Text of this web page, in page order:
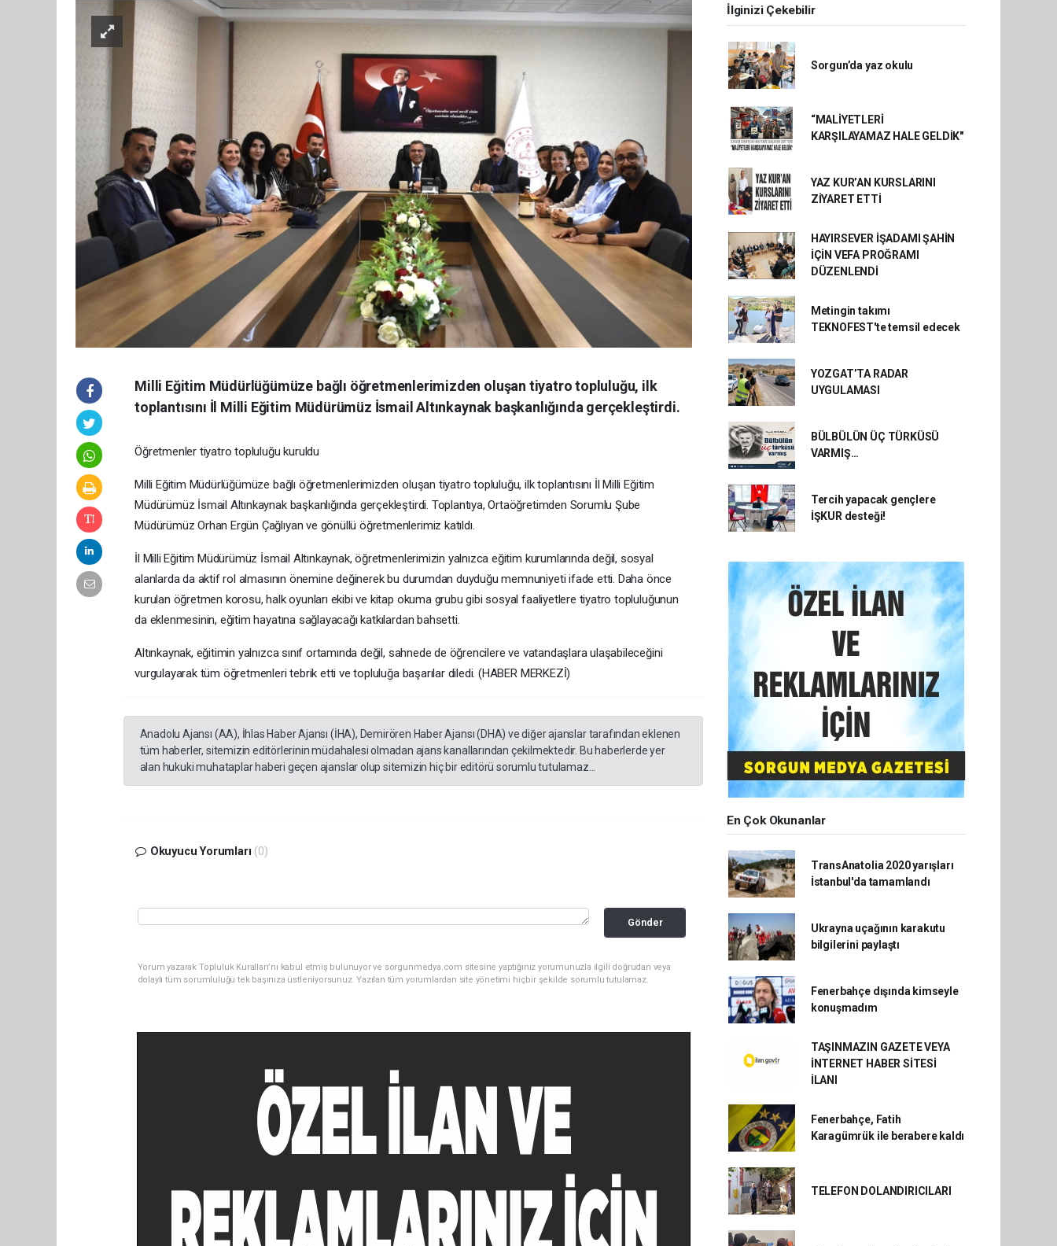
Milli Eğitim Müdürlüğümüze bağlı öğretmenlerimizden oluşan tiyatro topluluğu, ilk
toplantısını İl Milli Eğitim Müdürümüz İsmail Altınkaynak başkanlığında gerçekleştirdi.
Öğretmenler tiyatro topluluğu kuruldu
Milli Eğitim Müdürlüğümüze bağlı öğretmenlerimizden oluşan tiyatro topluluğu, ilk toplantısını İl Milli Eğitim
Müdürümüz İsmail Altınkaynak başkanlığında gerçekleştirdi. Toplantıya, Ortaöğretimden Sorumlu Şube
Müdürümüz Orhan Ergün Çağlıyan ve gönüllü öğretmenlerimiz katıldı.
İl Milli Eğitim Müdürümüz İsmail Altınkaynak, öğretmenlerimizin yalnızca eğitim kurumlarında değil, sosyal
alanlarda da aktif rol almasının önemine değinerek bu durumdan duyduğu memnuniyeti ifade etti. Daha önce
kurulan öğretmen korosu, halk oyunları ekibi ve kitap okuma grubu gibi sosyal faaliyetlere tiyatro topluluğunun
da eklenmesinin, eğitim hayatına sağlayacağı katkılardan bahsetti.
Altınkaynak, eğitimin yalnızca sınıf ortamında değil, sahnede de öğrencilere ve vatandaşlara ulaşabileceğini
vurgulayarak tüm öğretmenleri tebrik etti ve topluluğa başarılar diledi. (HABER MERKEZİ)
Anadolu Ajansı (AA), İhlas Haber Ajansı (İHA), Demirören Haber Ajansı (DHA) ve diğer ajanslar tarafından eklenen
tüm haberler, sitemizin editörlerinin müdahalesi olmadan ajans kanallarından çekilmektedir. Bu haberlerde yer
alan hukuki muhataplar haberi geçen ajanslar olup sitemizin hiç bir editörü sorumlu tutulamaz...
Okuyucu Yorumları (0)
Gönder
Yorum yazarak Topluluk Kuralları’nı kabul etmiş bulunuyor ve sorgunmedya.com sitesine yaptığınız yorumunuzla ilgili doğrudan veya
dolaylı tüm sorumluluğu tek başınıza üstleniyorsunuz. Yazılan tüm yorumlardan site yönetimi hiçbir şekilde sorumlu tutulamaz.
İlginizi Çekebilir
Sorgun’da yaz okulu
“MALİYETLERİ
KARŞILAYAMAZ HALE GELDİK"
YAZ KUR’AN KURSLARINI
ZİYARET ETTİ
HAYIRSEVER İŞADAMI ŞAHİN
İÇİN VEFA PROĞRAMI
DÜZENLENDİ
Metingin takımı
TEKNOFEST'te temsil edecek
YOZGAT’TA RADAR
UYGULAMASI
BÜLBÜLÜN ÜÇ TÜRKÜSÜ
VARMIŞ…
Tercih yapacak gençlere
İŞKUR desteği!
En Çok Okunanlar
TransAnatolia 2020 yarışları
İstanbul'da tamamlandı
Ukrayna uçağının karakutu
bilgilerini paylaştı
Fenerbahçe dışında kimseyle
konuşmadım
TAŞINMAZIN GAZETE VEYA
İNTERNET HABER SİTESİ
İLANI
Fenerbahçe, Fatih
Karagümrük ile berabere kaldı
TELEFON DOLANDIRICILARI